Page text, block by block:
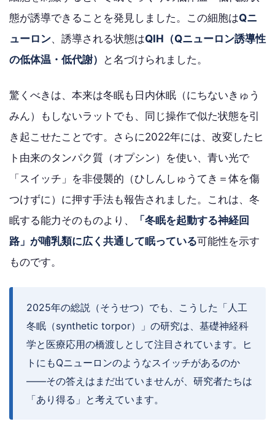
態が誘導できることを発見しました。この細胞はQニ
ューロン、誘導される状態はQIH（Qニューロン誘導性
の低体温・低代謝）
と名づけられました。
驚くべきは、本来は冬眠も日内休眠（にちないきゅう
みん）もしないラットでも、同じ操作で似た状態を引
き起こせたことです。さらに2022年には、改変したヒ
ト由来のタンパク質（オプシン）を使い、青い光で
「スイッチ」を非侵襲的（ひしんしゅうてき＝体を傷
つけずに）に押す手法も報告されました。これは、冬
眠する能力そのものより、
「冬眠を起動する神経回
路」が哺乳類に広く共通して眠っている可能性を示す
ものです。
2025年の総説（そうせつ）でも、こうした「人工
冬眠（synthetic torpor）」の研究は、基礎神経科
学と医療応用の橋渡しとして注目されています。ヒ
トにもQニューロンのようなスイッチがあるのか
——その答えはまだ出ていませんが、研究者たちは
「あり得る」と考えています。